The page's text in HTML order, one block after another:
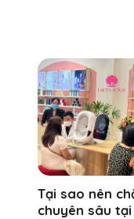
Tại sao nên
chuyên sâu